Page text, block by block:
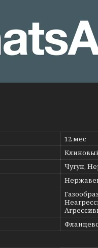
12 мес
Чугун,